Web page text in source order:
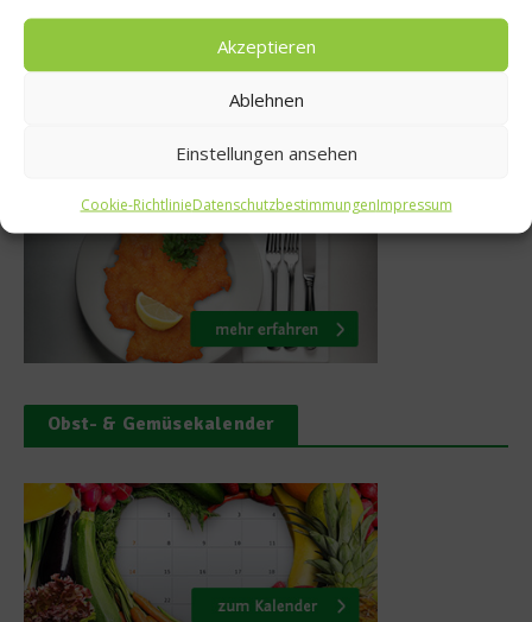
Akzeptieren
Ablehnen
Einstellungen ansehen
Cookie-RichtlinieDatenschutzbestimmungenImpressum
20. Juni
Obst- & Gemüsekalender